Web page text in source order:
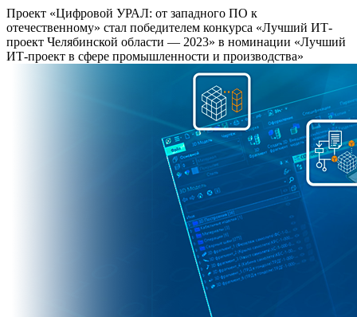
Проект «Цифровой УРАЛ: от западного ПО к
отечественному» стал победителем конкурса «Лучший ИТ-
проект Челябинской области — 2023» в номинации «Лучший
ИТ-проект в сфере промышленности и производства»